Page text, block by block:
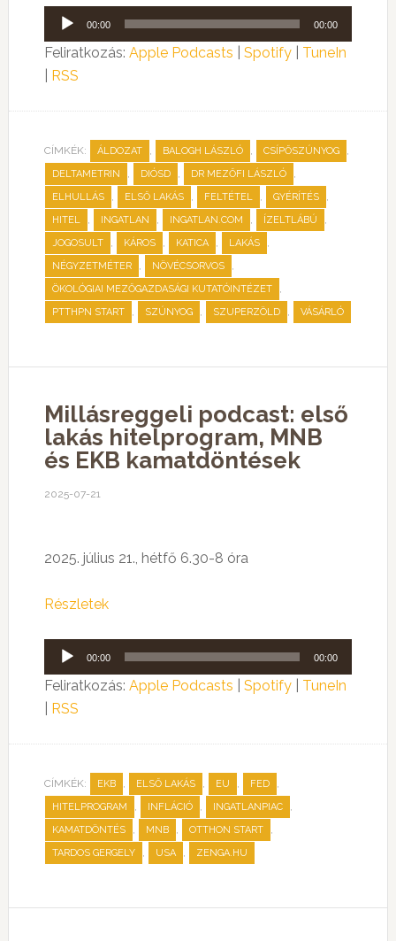
Audió
lejátszó
00:00 00:00
Feliratkozás: Apple Podcasts Spotify| TuneIn
RSS
CÍMKÉK: ÁLDOZAT , BALOGH LÁSZLÓ , CSÍPŐSZÚNYOG ,
DELTAMETRIN , DIÓSD , DR MEZŐFI LÁSZLÓ ,
ELHULLÁS , ELSŐ LAKÁS , FELTÉTEL , GYÉRÍTÉS ,
HITEL , INGATLAN , INGATLAN.COM , ÍZELTLÁBÚ ,
JOGOSULT , KÁROS , KATICA , LAKÁS ,
NÉGYZETMÉTER , NÖVÉCSORVOS ,
ÖKOLÓGIAI MEZŐGAZDASÁGI KUTATÓINTÉZET ,
PTTHPN START , SZÚNYOG , SZUPERZÖLD , VÁSÁRLÓ
Millásreggeli podcast: első
lakás hitelprogram, MNB
és EKB kamatdöntések
2025-07-21
2025. július 21., hétfő 6.30-8 óra
Részletek
Audió
lejátszó
00:00 00:00
Feliratkozás: Apple Podcasts Spotify| TuneIn
RSS
CÍMKÉK: EKB , ELSŐ LAKÁS , EU , FED ,
HITELPROGRAM , INFLÁCIÓ , INGATLANPIAC ,
KAMATDÖNTÉS , MNB , OTTHON START ,
TARDOS GERGELY , USA , ZENGA.HU